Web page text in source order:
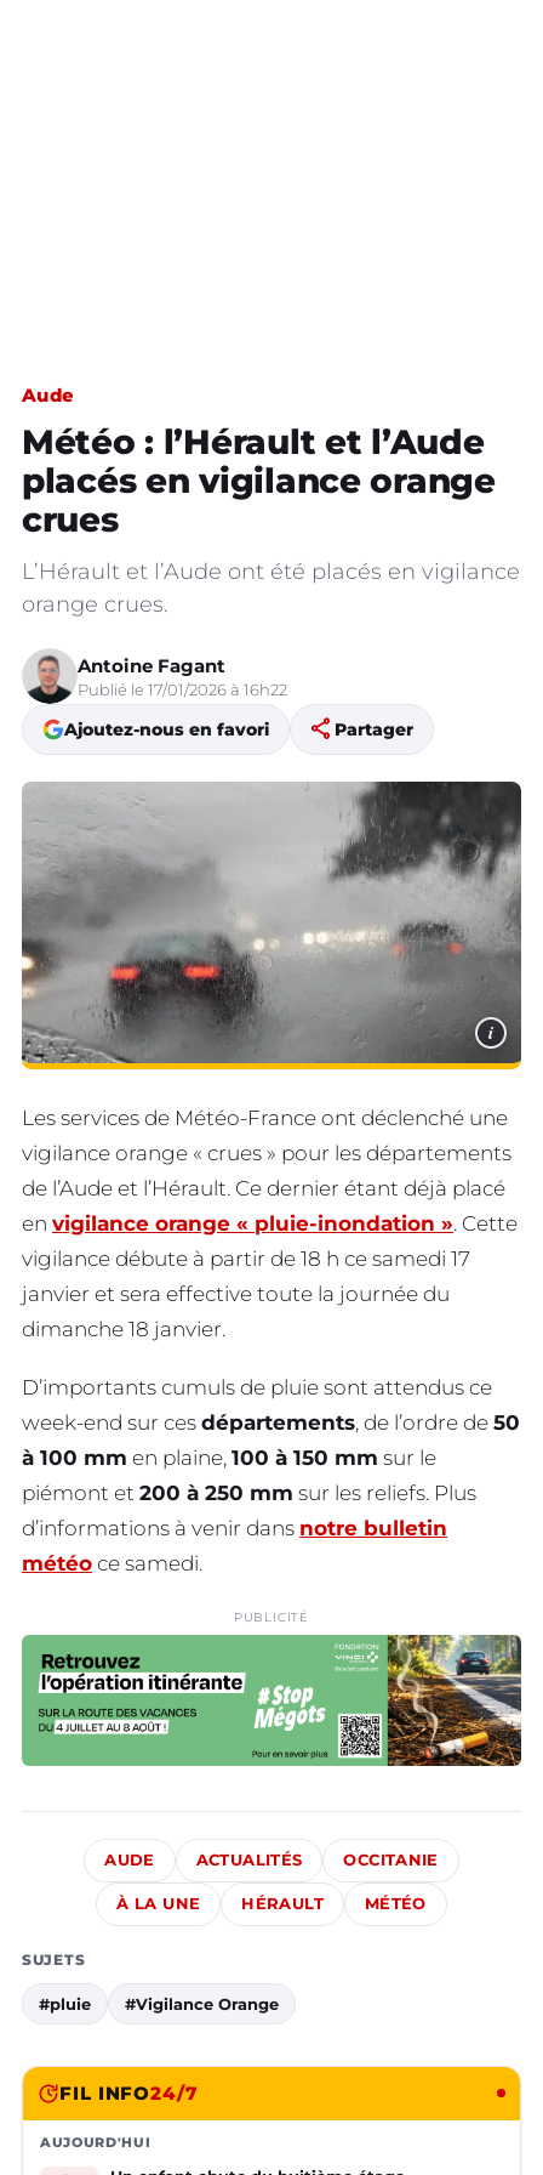
Aude
Météo : l’Hérault et l’Aude
placés en vigilance orange
crues
L’Hérault et l’Aude ont été placés en vigilance
orange crues.
Antoine Fagant
Publié le 17/01/2026 à 16h22
Ajoutez-nous en favori share Partager
i
Les services de Météo-France ont déclenché une
vigilance orange « crues » pour les départements
de l’Aude et l’Hérault. Ce dernier étant déjà placé
en vigilance orange « pluie-inondation ». Cette
vigilance débute à partir de 18 h ce samedi 17
janvier et sera effective toute la journée du
dimanche 18 janvier.
D’importants cumuls de pluie sont attendus ce
week-end sur ces départements, de l’ordre de 50
à 100 mm en plaine, 100 à 150 mm sur le
piémont et 200 à 250 mm sur les reliefs. Plus
d’informations à venir dans notre bulletin
météo ce samedi.
PUBLICITÉ
AUDE ACTUALITÉS OCCITANIE
À LA UNE HÉRAULT MÉTÉO
SUJETS
#pluie #Vigilance Orange
FIL INFO24/7
AUJOURD'HUI